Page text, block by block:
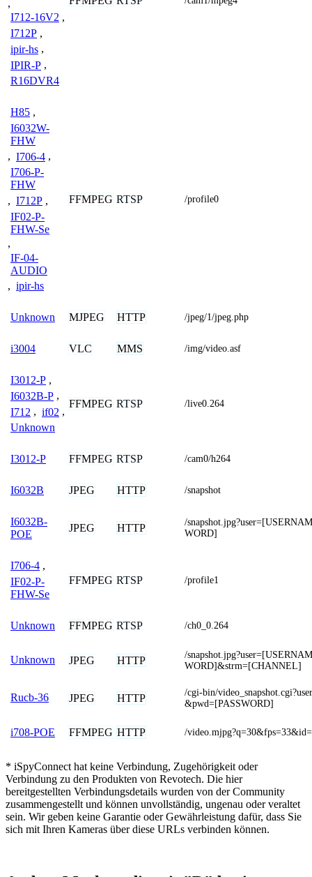
,
I712-16V2 ,
I712P ,
ipir-hs ,
IPIR-P ,
R16DVR4
H85 ,
I6032W-
FHW
, I706-4 ,
I706-P-
FHW
, I712P ,
IF02-P-
FHW-Se
,
IF-04-
AUDIO
, ipir-hs
FFMPEG RTSP /profile0
Unknown MJPEG HTTP /jpeg/1/jpeg.php
i3004 VLC MMS /img/video.asf
I3012-P ,
I6032B-P ,
I712 , if02 ,
Unknown
FFMPEG RTSP /live0.264
I3012-P FFMPEG RTSP /cam0/h264
I6032B JPEG HTTP /snapshot
I6032B-
POE
JPEG HTTP
/
WORD]
I706-4 ,
IF02-P-
FHW-Se
FFMPEG RTSP /profile1
Unknown FFMPEG RTSP /ch0_0.264
Unknown JPEG HTTP
/
WORD]&strm=[CHANNEL]
Rucb-36 JPEG HTTP
/cgi-bin/
&pwd=[PASSWORD]
i708-POE FFMPEG HTTP /
* iSpyConnect hat keine Verbindung, Zugehörigkeit oder
Verbindung zu den Produkten von Revotech. Die hier
bereitgestellten Verbindungsdetails wurden von der Community
zusammengestellt und können unvollständig, ungenau oder veraltet
sein. Wir geben keine Garantie oder Gewährleistung dafür, dass Sie
sich mit Ihren Kameras über diese URLs verbinden können.